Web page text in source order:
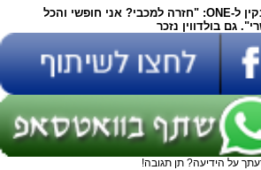
ווילבקין ל-ONE: "חזרה למכבי? אני חופשי והכל
גם בולדווין נזכר
על הידיעה? תן תגובה!